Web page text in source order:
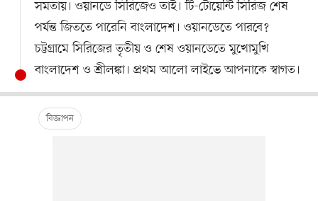
সমতায়। ওয়ানডে সিরিজেও তাই। টি-টোয়েন্টি সিরিজ শেষ
পর্যন্ত জিততে পারেনি বাংলাদেশ। ওয়ানডেতে পারবে?
চট্টগ্রামে সিরিজের তৃতীয় ও শেষ ওয়ানডেতে মুখোমুখি
বাংলাদেশ ও শ্রীলঙ্কা। প্রথম আলো লাইভে আপনাকে স্বাগত।